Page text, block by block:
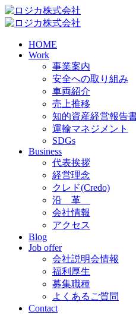
HOME
Work
事業案内
安全への取り組み
車両紹介
売上推移
知的資産経営報告
運輸マネジメント
SDGs
Business
代表挨拶
経営理念
クレド(Credo)
沿 革
会社情報
アクセス
Blog
Job offer
会社説明会情報
福利厚生
募集職種
よくあるご質問
Contact